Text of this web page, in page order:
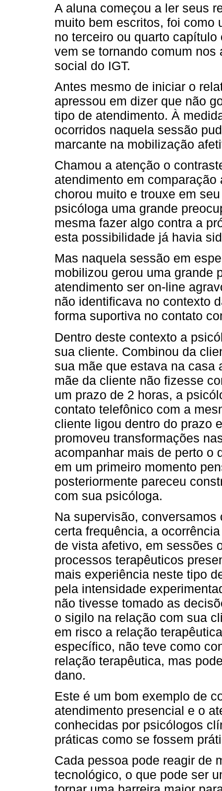
A aluna começou a ler seus
muito bem escritos, foi como
no terceiro ou quarto
vem se tornando comum
social do IGT.
Antes mesmo de iniciar o
apressou em dizer que não
tipo de atendimento. À
ocorridos naquela sessão
marcante na mobilização
Chamou a atenção o
atendimento em
chorou muito e trouxe em
psicóloga uma grande
mesma fazer algo contra a
esta possibilidade já havia
Mas naquela sessão em
mobilizou gerou uma grande
atendimento ser on-line
não identificava no contexto
forma suportiva no contato
Dentro deste contexto a
sua cliente. Combinou da
sua mãe que estava na casa
mãe da cliente não fizesse
um prazo de 2 horas, a
contato telefônico com a
cliente ligou dentro do prazo
promoveu transformações
acompanhar mais de perto o
em um primeiro momento
posteriormente pareceu
com sua psicóloga.
Na supervisão,
certa frequência, a
de vista afetivo, em sessões
processos terapêuticos
mais experiência neste tipo
pela intensidade
não tivesse tomado as
o sigilo na relação com sua
em risco a relação
específico, não teve como
relação terapêutica, mas
dano.
Este é um bom exemplo de
atendimento presencial e o
conhecidas por psicólogos
práticas como se fossem
Cada pessoa pode reagir de
tecnológico, o que pode ser